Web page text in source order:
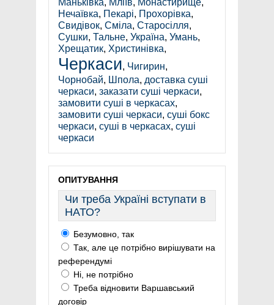
Маньківка, Мліїв, Монастирище,
Нечаївка, Пекарі, Прохорівка,
Свидівок, Сміла, Старосілля,
Сушки, Тальне, Україна, Умань,
Хрещатик, Христинівка,
Черкаси, Чигирин,
Чорнобай, Шпола, доставка суші
черкаси, заказати суші черкаси,
замовити суші в черкасах,
замовити суші черкаси, суші бокс
черкаси, суші в черкасах, суші
черкаси
ОПИТУВАННЯ
Чи треба Україні вступати в
НАТО?
Безумовно, так
Так, але це потрібно вирішувати на
референдумі
Ні, не потрібно
Треба відновити Варшавський
договір